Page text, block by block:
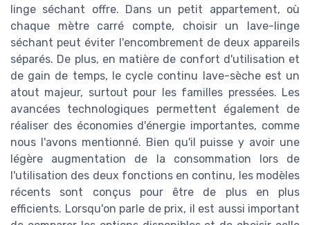
linge séchant offre. Dans un petit appartement, où
chaque mètre carré compte, choisir un lave-linge
séchant peut éviter l'encombrement de deux appareils
séparés. De plus, en matière de confort d'utilisation et
de gain de temps, le cycle continu lave-sèche est un
atout majeur, surtout pour les familles pressées. Les
avancées technologiques permettent également de
réaliser des économies d'énergie importantes, comme
nous l'avons mentionné. Bien qu'il puisse y avoir une
légère augmentation de la consommation lors de
l'utilisation des deux fonctions en continu, les modèles
récents sont conçus pour être de plus en plus
efficients. Lorsqu'on parle de prix, il est aussi important